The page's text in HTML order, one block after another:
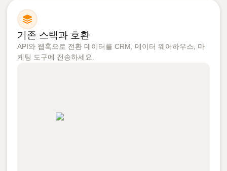
기존 스택과 호환
API와 웹훅으로 전환 데이터를 CRM, 데이터 웨어하우스, 마
케팅 도구에 전송하세요.